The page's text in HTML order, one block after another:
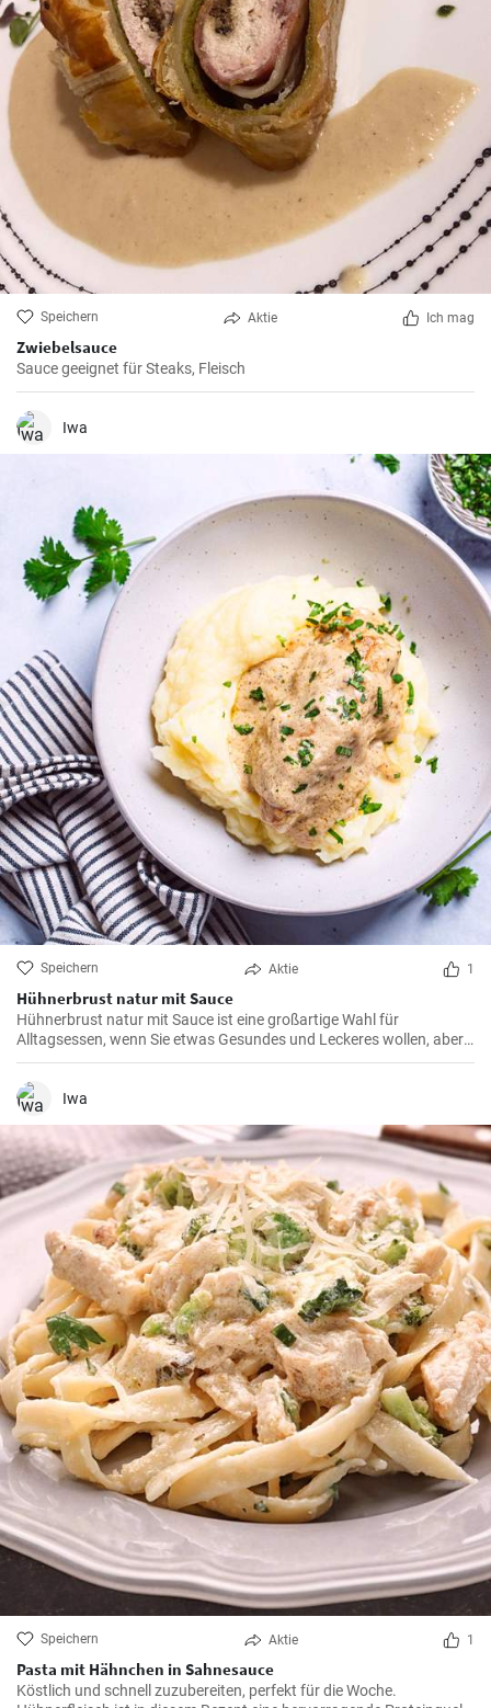
Speichern Aktie Ich mag
Zwiebelsauce
Sauce geeignet für Steaks, Fleisch
Iwa
Speichern Aktie 1
Hühnerbrust natur mit Sauce
Hühnerbrust natur mit Sauce ist eine großartige Wahl für
Alltagsessen, wenn Sie etwas Gesundes und Leckeres wollen, aber
nicht viel Zeit zum Vorbereiten haben.
Iwa
Speichern Aktie 1
Pasta mit Hähnchen in Sahnesauce
Köstlich und schnell zuzubereiten, perfekt für die Woche.